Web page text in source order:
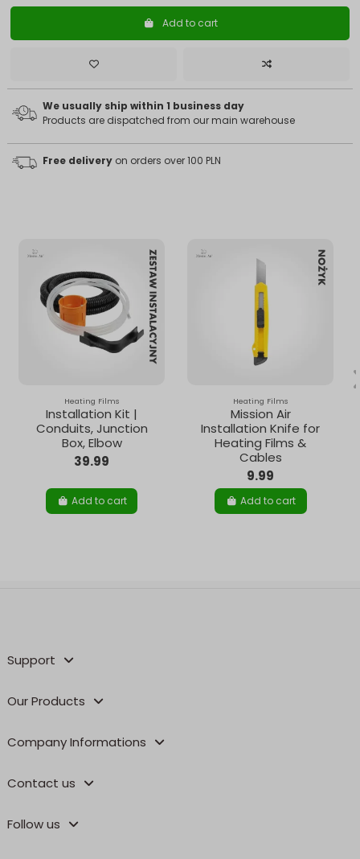
Add to cart
We usually ship within 1 business day
Products are dispatched from our main warehouse
Free delivery on orders over 100 PLN
Heating Films
Installation Kit |
Conduits, Junction
Box, Elbow
39.99
Add to cart
Heating Films
Mission Air
Installation Knife for
Heating Films &
Cables
9.99
Add to cart
Support
Our Products
Company Informations
Contact us
Follow us